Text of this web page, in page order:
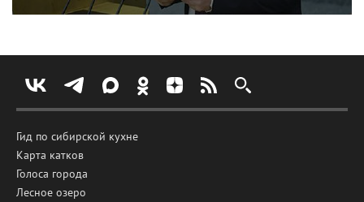
Гид по сибирской кухне
Карта катков
Голоса города
Лесное озеро